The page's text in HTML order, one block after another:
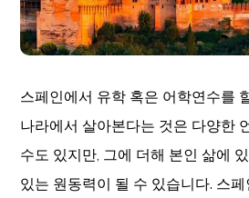
스페인에서 유학 혹은 어학연수를
나라에서 살아본다는 것은 다양한
수도 있지만, 그에 더해 본인 삶에
있는 원동력이 될 수 있습니다. 스